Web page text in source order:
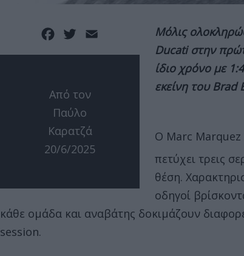
Facebook
Twitter
Από τον
Παύλο
Καρατζά
20/6/2025
Μόλις
Ducati στην
ίδιο χρόνο με
εκείνη του Brad
Ο Marc Marquez
πετύχει τρεις
θέση.
οδηγοί
κάθε ομάδα και αναβάτης δοκιμάζουν
session.